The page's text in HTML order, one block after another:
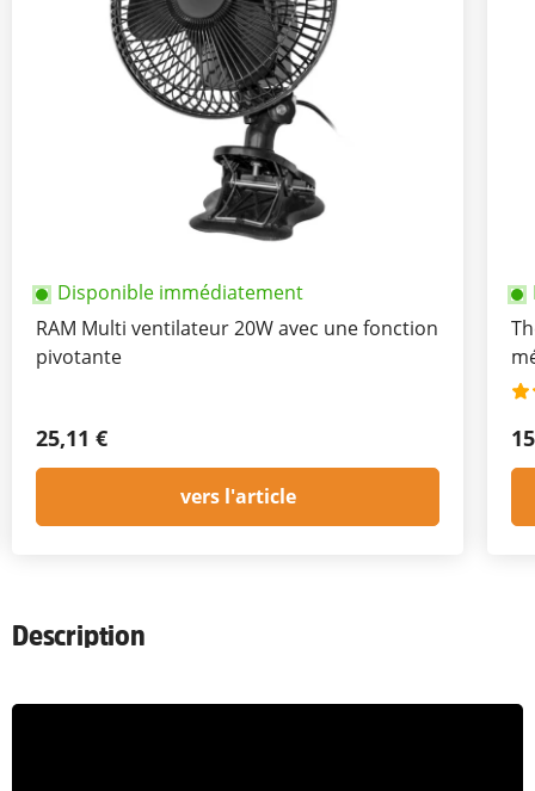
Disponible immédiatement
RAM Multi ventilateur 20W avec une fonction
pivotante
25,11 €
vers l'article
Description